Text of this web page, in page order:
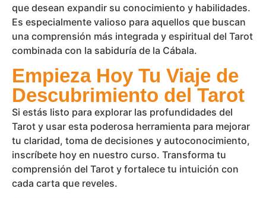
que desean expandir su conocimiento y habilidades.
Es especialmente valioso para aquellos que buscan
una comprensión más integrada y espiritual del Tarot
combinada con la sabiduría de la Cábala.
Empieza Hoy Tu Viaje de
Descubrimiento del Tarot
Si estás listo para explorar las profundidades del
Tarot y usar esta poderosa herramienta para mejorar
tu claridad, toma de decisiones y autoconocimiento,
inscríbete hoy en nuestro curso. Transforma tu
comprensión del Tarot y fortalece tu intuición con
cada carta que reveles.